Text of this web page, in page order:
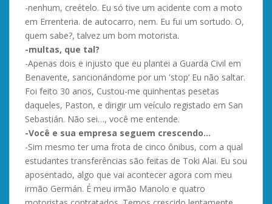
-nenhum, creételo. Eu só tive um acidente com a moto
em Errenteria. de autocarro, nem. Eu fui um sortudo. O,
quem sabe?, talvez um bom motorista.
-multas, que tal?
-Apenas dois e injusto que eu plantei a Guarda Civil em
Benavente, sancionándome por um 'stop’ Eu não saltar.
Foi feito 30 anos, Custou-me quinhentas pesetas
daqueles, Paston, e dirigir um veículo registado em San
Sebastián. Não sei…, você me entende.
-Você e sua empresa seguem crescendo…
-Sim mesmo ter uma frota de cinco ônibus, com a qual
estudantes transferências são feitas de Toki Alai. Eu sou
aposentado, algo que vai acontecer agora com meu
irmão Germán. É meu irmão Manolo e quatro